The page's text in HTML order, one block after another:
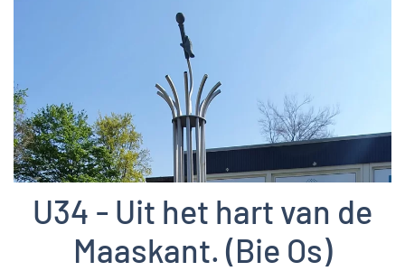
U34 - Uit het hart van de
Maaskant. (Bie Os)